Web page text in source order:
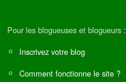
Pour les blogueuses et blogueurs :
Inscrivez votre blog
Comment fonctionne le site ?